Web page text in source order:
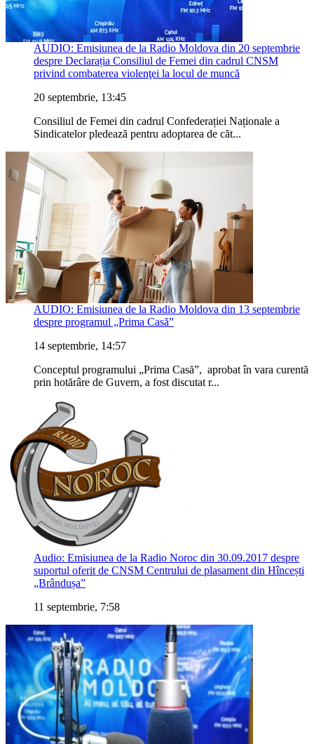
AUDIO: Emisiunea de la Radio Moldova din 20 septembrie
despre Declarația Consiliul de Femei din cadrul CNSM
privind combaterea violenţei la locul de muncă
20 septembrie, 13:45
Consiliul de Femei din cadrul Confederației Naționale a
Sindicatelor pledează pentru adoptarea de căt...
AUDIO: Emisiunea de la Radio Moldova din 13 septembrie
despre programul „Prima Casă”
14 septembrie, 14:57
Conceptul programului „Prima Casă”, aprobat în vara curentă
prin hotărâre de Guvern, a fost discutat r...
Audio: Emisiunea de la Radio Noroc din 30.09.2017 despre
suportul oferit de CNSM Centrului de plasament din Hîncești
„Brândușa”
11 septembrie, 7:58